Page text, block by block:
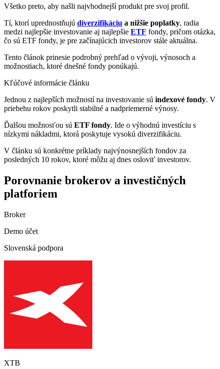
Všetko preto, aby našli najvhodnejší produkt pre svoj profil.
Tí, ktorí uprednostňujú diverzifikáciu a nižšie poplatky, radia
medzi najlepšie investovanie aj najlepšie ETF fondy, pričom otázka,
čo sú ETF fondy, je pre začínajúcich investorov stále aktuálna.
Tento článok prinesie podrobný prehľad o vývoji, výnosoch a
možnostiach, ktoré dnešné fondy ponúkajú.
Kľúčové informácie článku
Jednou z najlepších možností na investovanie sú indexové fondy. V
priebehu rokov poskytli stabilné a nadpriemerné výnosy.
Ďalšou možnosťou sú ETF fondy. Ide o výhodnú investíciu s
nízkymi nákladmi, ktorá poskytuje vysokú diverzifikáciu.
V článku sú konkrétne príklady najvýnosnejších fondov za
posledných 10 rokov, ktoré môžu aj dnes osloviť investorov.
Porovnanie brokerov a investičných
platforiem
Broker
Demo účet
Slovenská podpora
XTB